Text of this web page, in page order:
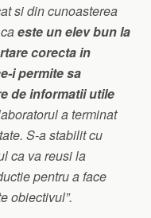
si din cunoasterea
este un elev bun la
corecta in
i permite sa
de informatii utile
a terminat
S-a stabilit cu
ca va reusi la
pentru a face
obiectivul”.